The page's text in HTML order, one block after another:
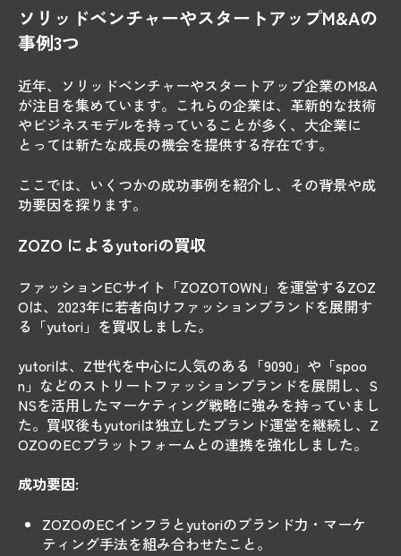
ソリッドベンチャーやスタートアップM&Aの
事例3つ
近年、ソリッドベンチャーやスタートアップ企業のM&A
が注目を集めています。これらの企業は、革新的な技術
やビジネスモデルを持っていることが多く、大企業に
とっては新たな成長の機会を提供する存在です。
ここでは、いくつかの成功事例を紹介し、その背景や成
功要因を探ります。
ZOZO によるyutoriの買収
ファッションECサイト「ZOZOTOWN」を運営するZOZ
Oは、2023年に若者向けファッションブランドを展開す
る「yutori」を買収しました。
yutoriは、Z世代を中心に人気のある「9090」や「spoo
n」などのストリートファッションブランドを展開し、S
NSを活用したマーケティング戦略に強みを持っていまし
た。買収後もyutoriは独立したブランド運営を継続し、Z
OZOのECプラットフォームとの連携を強化しました。
成功要因:
ZOZOのECインフラとyutoriのブランド力・マーケ
ティング手法を組み合わせたこと。